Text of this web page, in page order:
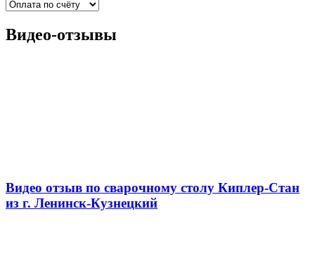
Видео-отзывы
Видео отзыв по сварочному столу Киплер-Стан
из г. Ленинск-Кузнецкий